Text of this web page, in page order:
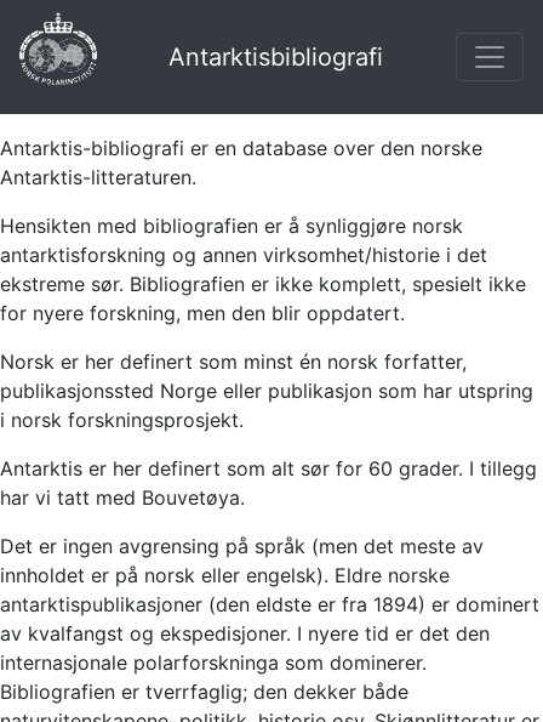
Antarktisbibliografi
Antarktis-bibliografi er en database over den norske
Antarktis-litteraturen.
Hensikten med bibliografien er å synliggjøre norsk
antarktisforskning og annen virksomhet/historie i det
ekstreme sør. Bibliografien er ikke komplett, spesielt ikke
for nyere forskning, men den blir oppdatert.
Norsk er her definert som minst én norsk forfatter,
publikasjonssted Norge eller publikasjon som har utspring
i norsk forskningsprosjekt.
Antarktis er her definert som alt sør for 60 grader. I tillegg
har vi tatt med Bouvetøya.
Det er ingen avgrensing på språk (men det meste av
innholdet er på norsk eller engelsk). Eldre norske
antarktispublikasjoner (den eldste er fra 1894) er dominert
av kvalfangst og ekspedisjoner. I nyere tid er det den
internasjonale polarforskninga som dominerer.
Bibliografien er tverrfaglig; den dekker både